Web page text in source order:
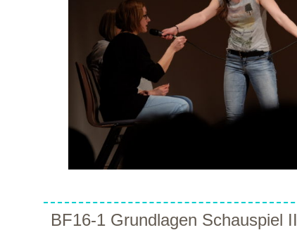
BF16-1 Grundlagen Schauspiel II